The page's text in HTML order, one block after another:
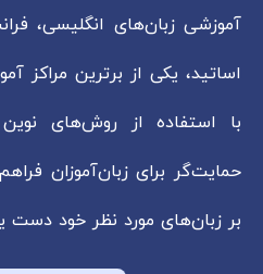
آموزشی زبان‌های انگلیسی،
اساتید، یکی از برترین مراکز
با استفاده از روش‌های
حمایت‌گر برای زبان‌آموزان
بر زبان‌های مورد نظر خود دست